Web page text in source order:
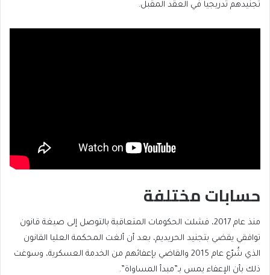
تجنيدهم تدريجيا في العقد المقبل.
حسابات مختلفة
منذ عام 2017، فشلت الحكومات المتعاقبة بالتوصل إلى صيغة قانون
توافقي يقضي بتجنيد الحريديم، بعد أن ألغت المحكمة العليا القانون
الذي شُرّع عام 2015 والقاضي بإعفائهم من الخدمة العسكرية، وسوغت
ذلك بأن الإعفاء يمس بـ”مبدأ المساواة”.